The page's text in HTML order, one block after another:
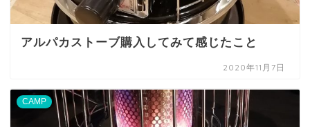
アルパカストーブ購入してみて感じたこと
2020年11月7日
CAMP